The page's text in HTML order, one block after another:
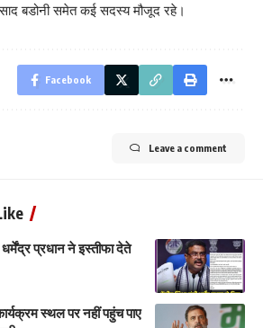
बडोनी समेत कई सदस्य मौजूद रहे।
Facebook
Leave a comment
प्रधान ने इस्तीफा देते
स्थल पर नहीं पहुंच पाए